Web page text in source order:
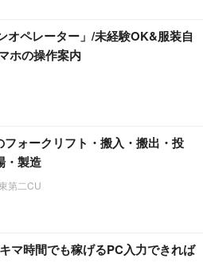
オペレーター」/未経験OK&服装自
ホの操作案内
ォークリフト・搬入・搬出・投
・製造
第二CU
マ時間でも稼げるPC入力できれば